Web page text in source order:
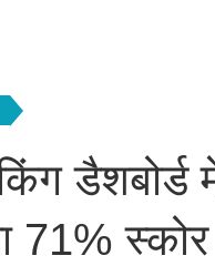
डैशबोर्ड
71% स्कोर